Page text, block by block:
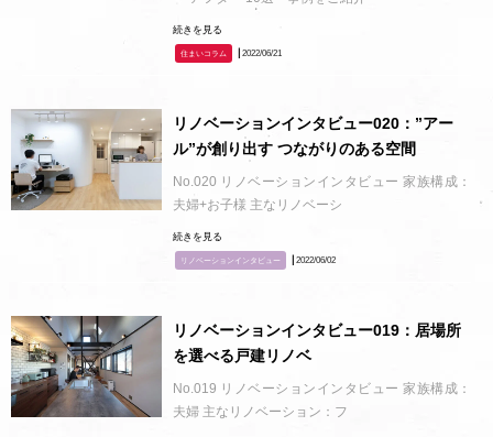
続きを見る
住まいコラム ┃2022/06/21
リノベーションインタビュー020：”アー
ル”が創り出す つながりのある空間
No.020 リノベーションインタビュー 家族構成：
夫婦+お子様 主なリノベーシ
続きを見る
リノベーションインタビュー ┃2022/06/02
リノベーションインタビュー019：居場所
を選べる戸建リノベ
No.019 リノベーションインタビュー 家族構成：
夫婦 主なリノベーション：フ